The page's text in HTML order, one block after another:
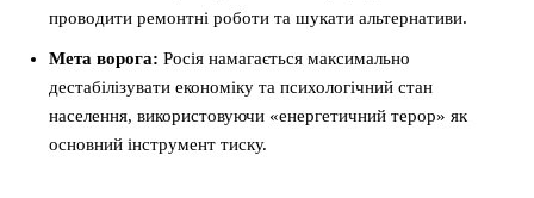
проводити ремонтні роботи та шукати альтернативи.
Мета ворога: Росія намагається максимально
дестабілізувати економіку та психологічний стан
населення, використовуючи «енергетичний терор» як
основний інструмент тиску.